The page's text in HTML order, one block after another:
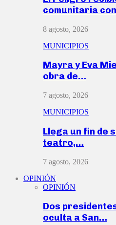
comunitaria
8 agosto, 2026
MUNICIPIOS
Mayra y Eva
obra de…
7 agosto, 2026
MUNICIPIOS
Llega un fin de
teatro,…
7 agosto, 2026
OPINIÓN
OPINIÓN
Dos
oculta a San…